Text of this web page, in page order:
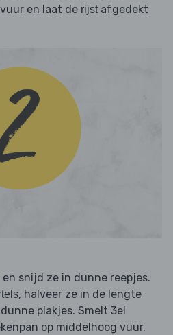
en laat de rijst afgedekt
en snijd ze in dunne reepjes.
, halveer ze in de lengte
plakjes. Smelt 3el
op middelhoog vuur.